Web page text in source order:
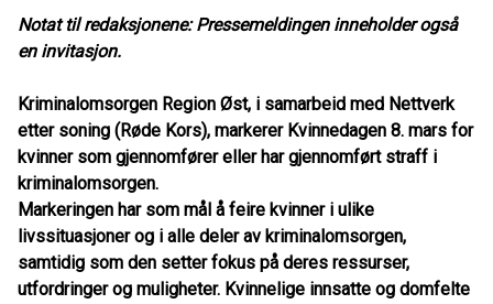
Notat til redaksjonene: Pressemeldingen inneholder også
en invitasjon.
Kriminalomsorgen Region Øst, i samarbeid med Nettverk
etter soning (Røde Kors), markerer Kvinnedagen 8. mars for
kvinner som gjennomfører eller har gjennomført straff i
kriminalomsorgen.
Markeringen har som mål å feire kvinner i ulike
livssituasjoner og i alle deler av kriminalomsorgen,
samtidig som den setter fokus på deres ressurser,
utfordringer og muligheter. Kvinnelige innsatte og domfelte